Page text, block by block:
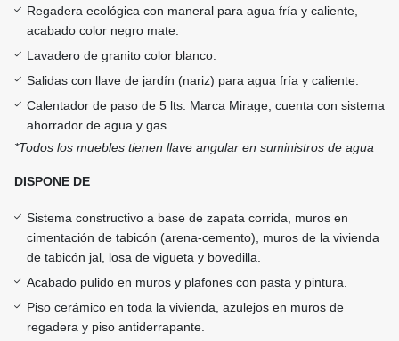
Regadera ecológica con maneral para agua fría y caliente,
acabado color negro mate.
Lavadero de granito color blanco.
Salidas con llave de jardín (nariz) para agua fría y caliente.
Calentador de paso de 5 lts. Marca Mirage, cuenta con sistema
ahorrador de agua y gas.
*Todos los muebles tienen llave angular en suministros de agua
DISPONE DE
Sistema constructivo a base de zapata corrida, muros en
cimentación de tabicón (arena-cemento), muros de la vivienda
de tabicón jal, losa de vigueta y bovedilla.
Acabado pulido en muros y plafones con pasta y pintura.
Piso cerámico en toda la vivienda, azulejos en muros de
regadera y piso antiderrapante.